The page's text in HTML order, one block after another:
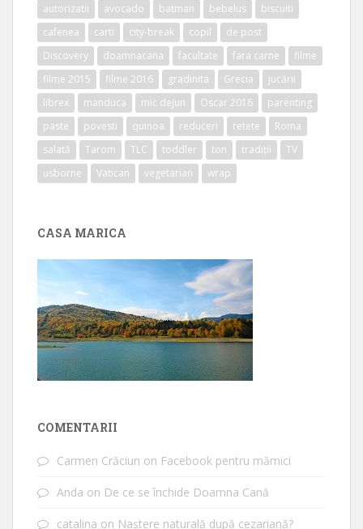
autorizatii
avocado batman bebelus
biscuiti
cafenea
carti city-break copil
de post
Discovery
doamnacana facultate fara carne
filme
filme 2015
filme 2016 gradinita Grecia
jucării
librex
manduca mic dejun Oscar 2016
parenting
paste
povesti quinoa reduceri retete
Roma
salată
Tarom TLC toddler ton tradiții
TV
usborne
Vatican vegetarian wrap
CASA MARICA
COMENTARII
Carmen Crăciun on Facebook pentru mămici
Anda on De ce se închide Doamna Cană
catalina on Naștere naturală după cezariană?